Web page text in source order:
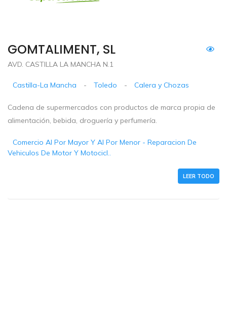
GOMTALIMENT, SL
AVD. CASTILLA LA MANCHA N.1
Castilla-La Mancha - Toledo - Calera y Chozas
Cadena de supermercados con productos de marca propia de
alimentación, bebida, droguería y perfumería.
Comercio Al Por Mayor Y Al Por Menor - Reparacion De
Vehiculos De Motor Y Motocicl..
LEER TODO